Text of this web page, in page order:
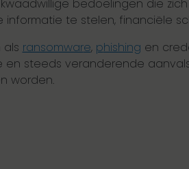
bedoelingen die
informatie te stelen, financiële
ransomware, phishing en
steeds veranderende
worden.